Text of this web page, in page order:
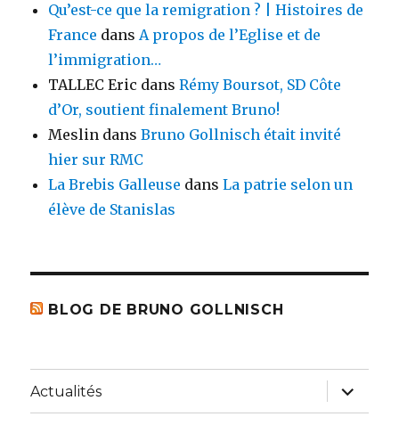
Qu’est-ce que la remigration ? | Histoires de
France dansA propos de l’Eglise et de
l’immigration…
TALLEC Eric dansRémy Boursot, SD Côte
d’Or, soutient finalement Bruno!
Meslin dansBruno Gollnisch était invité
hier sur RMC
La Brebis Galleuse dansLa patrie selon un
élève de Stanislas
BLOG DE BRUNO GOLLNISCH
Actualités
ouvrir
le
sous-